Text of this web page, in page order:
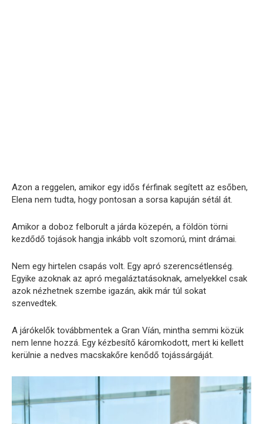
Azon a reggelen, amikor egy idős férfinak segített az esőben,
Elena nem tudta, hogy pontosan a sorsa kapuján sétál át.
Amikor a doboz felborult a járda közepén, a földön törni
kezdődő tojások hangja inkább volt szomorú, mint drámai.
Nem egy hirtelen csapás volt. Egy apró szerencsétlenség.
Egyike azoknak az apró megaláztatásoknak, amelyekkel csak
azok nézhetnek szembe igazán, akik már túl sokat
szenvedtek.
A járókelők továbbmentek a Gran Víán, mintha semmi közük
nem lenne hozzá. Egy kézbesítő káromkodott, mert ki kellett
kerülnie a nedves macskakőre kenődő tojássárgáját.